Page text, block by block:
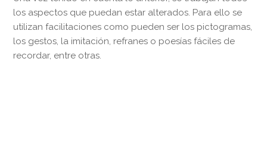
los aspectos que puedan estar alterados. Para ello se
utilizan facilitaciones como pueden ser los pictogramas,
los gestos, la imitación, refranes o poesías fáciles de
recordar, entre otras.